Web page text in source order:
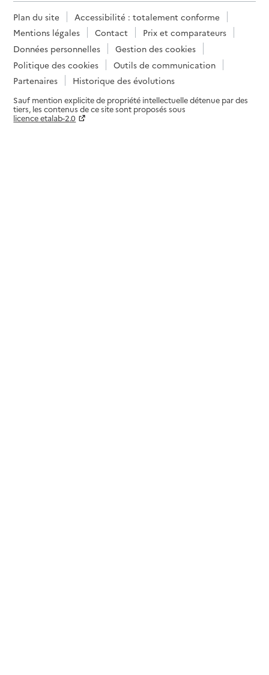
Plan du site
Accessibilité : totalement conforme
Mentions légales
Contact
Prix et comparateurs
Données personnelles
Gestion des cookies
Politique des cookies
Outils de communication
Partenaires
Historique des évolutions
Sauf mention explicite de propriété intellectuelle détenue par des
tiers, les contenus de ce site sont proposés sous
licence etalab-2.0